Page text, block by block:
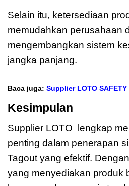
Selain itu, ketersediaan
memudahkan perusahaan
mengembangkan sistem
jangka panjang.
Baca juga: Supplier LOTO SAFETY
Kesimpulan
Supplier LOTO lengkap
penting dalam penerapan
Tagout yang efektif.
yang menyediakan produk